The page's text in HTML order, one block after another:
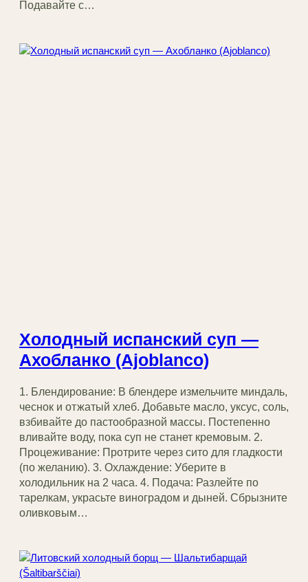
Подавайте с…
Холодный испанский суп —
Ахобланко (Ajoblanco)
1. Блендирование: В блендере измельчите миндаль,
чеснок и отжатый хлеб. Добавьте масло, уксус, соль,
взбивайте до пастообразной массы. Постепенно
вливайте воду, пока суп не станет кремовым. 2.
Процеживание: Протрите через сито для гладкости
(по желанию). 3. Охлаждение: Уберите в
холодильник на 2 часа. 4. Подача: Разлейте по
тарелкам, украсьте виноградом и дыней. Сбрызните
оливковым…